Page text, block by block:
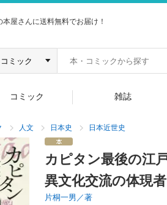
屋さんに送料無料でお届け！
コミック 雑誌
人文 日本史 日本近世史
カピタン最後の江
異文化交流の体現者
片桐一男／著